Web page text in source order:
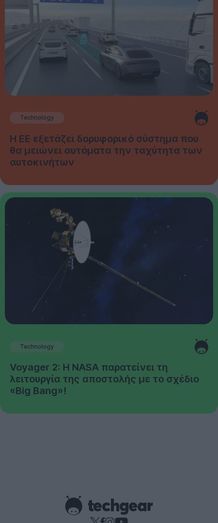
Technology
Η ΕΕ εξετάζει δορυφορικό σύστημα που
θα μειώνει αυτόματα την ταχύτητα των
αυτοκινήτων
Technology
Voyager 2: Η NASA παρατείνει τη
λειτουργία της αποστολής με το σχέδιο
«Big Bang»!